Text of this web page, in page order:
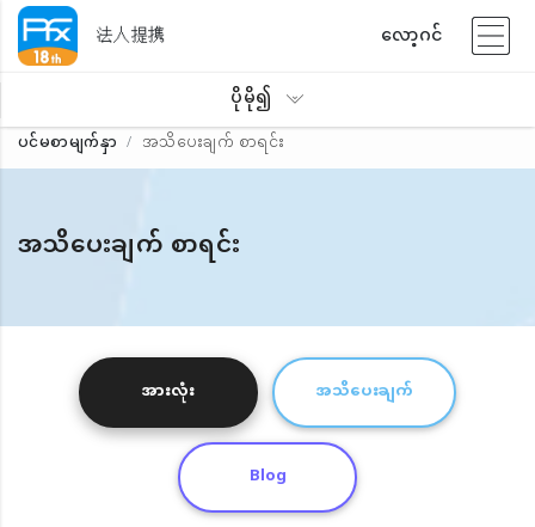
法人提携
လော့ဂင်
ပိုမို၍
ပင်မစာမျက်နှာ အသိပေးချက် စာရင်း
အသိပေးချက် စာရင်း
အားလုံး အသိပေးချက်
Blog